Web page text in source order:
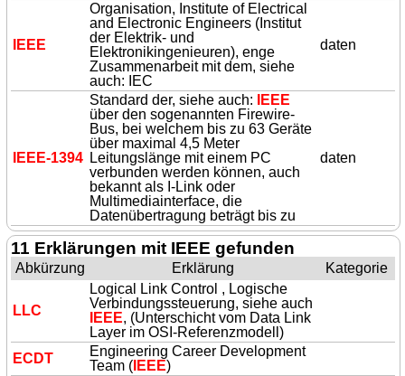
IEEE
Organisation, Institute of Electrical
and Electronic Engineers (Institut
der Elektrik- und
Elektronikingenieuren), enge
Zusammenarbeit mit dem, siehe
auch: IEC
daten
IEEE-1394
Standard der, siehe auch:
IEEE
über den sogenannten Firewire-
Bus, bei welchem bis zu 63 Geräte
über maximal 4,5 Meter
Leitungslänge mit einem PC
verbunden werden können, auch
bekannt als I-Link oder
Multimediainterface, die
Datenübertragung beträgt bis zu
daten
11 Erklärungen mit IEEE gefunden
Abkürzung Erklärung Kategorie
LLC
Logical Link Control , Logische
Verbindungssteuerung, siehe auch
IEEE, (Unterschicht vom Data Link
Layer im OSI-Referenzmodell)
ECDT
Engineering Career Development
Team ( IEEE)